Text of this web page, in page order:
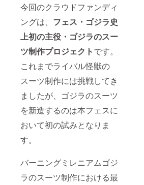
今回のクラウドファンディ
ングは、 フェス・ゴジラ史
上初の主役・ゴジラのスー
ツ制作プロジェクトです。
これまでライバル怪獣の
スーツ制作には挑戦してき
ましたが、ゴジラのスーツ
を新造するのは本フェスに
おいて初の試みとなりま
す。
バーニングミレニアムゴジ
ラのスーツ制作における最